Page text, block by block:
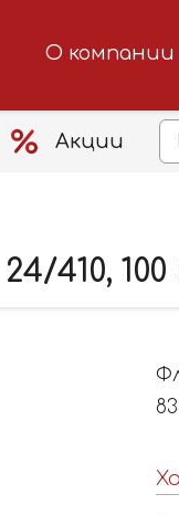
О компании
Акции
410, 100